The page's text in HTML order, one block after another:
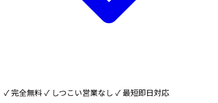
✓ 完全無料 ✓ しつこい営業なし ✓ 最短即日対応